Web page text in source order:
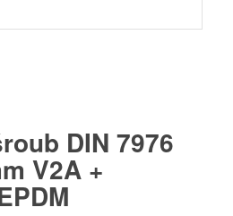
DIN 7976
V2A +